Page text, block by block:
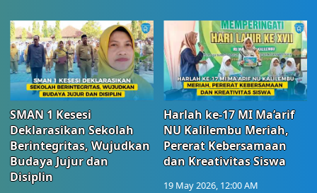
SMAN 1 Kesesi
Deklarasikan Sekolah
Berintegritas, Wujudkan
Budaya Jujur dan
Disiplin
Harlah ke-17 MI Ma’arif
NU Kalilembu Meriah,
Pererat Kebersamaan
dan Kreativitas Siswa
19 May 2026, 12:00 AM